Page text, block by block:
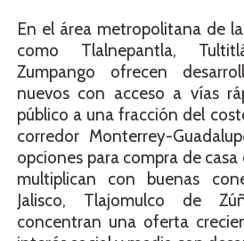
En el área metropolitana de
como Tlalnepantla,
Zumpango ofrecen
nuevos con acceso a vías
público a una fracción del
corredor Monterrey-
opciones para compra de
multiplican con buenas
Jalisco, Tlajomulco de
concentran una oferta